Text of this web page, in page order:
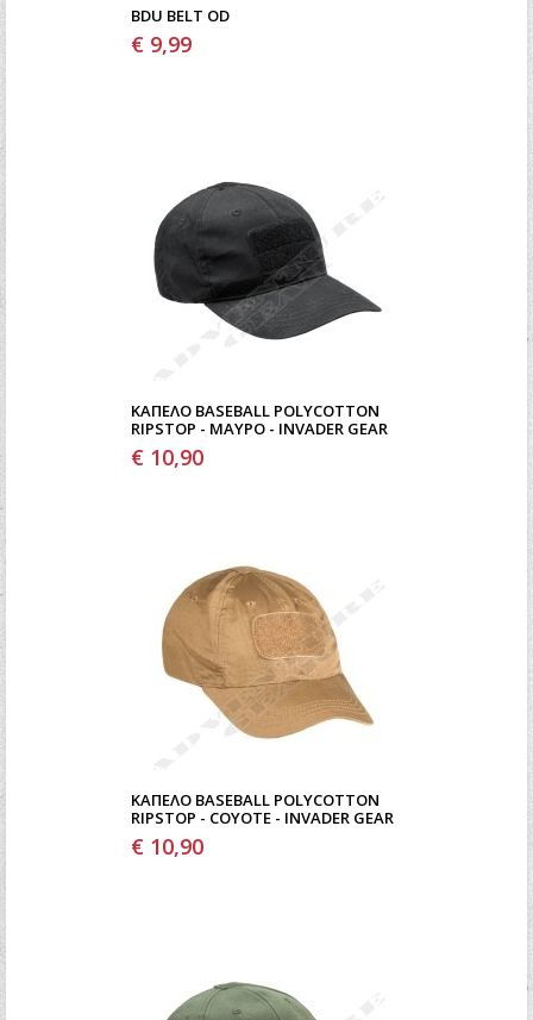
BDU BELT OD
€ 9,99
ΚΑΠΈΛΟ BASEBALL POLYCOTTON
RIPSTOP - ΜΑΎΡΟ - INVADER GEAR
€ 10,90
ΚΑΠΈΛΟ BASEBALL POLYCOTTON
RIPSTOP - COYOTE - INVADER GEAR
€ 10,90